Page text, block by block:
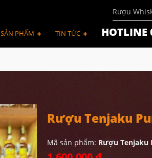
Rượu
SẢN PHẨM TIN TỨC HOTLINE
Rượu Tenjaku
Mã sản phẩm: Rượu Tenjaku